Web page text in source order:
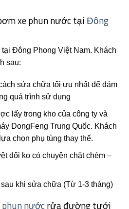
xe phun nước tại Đông
Đông Phong Việt Nam. Khách
sau:
sửa chữa tối ưu nhất để đảm
quá trình sử dụng
lấy trong kho của công ty và
DongFeng Trung Quốc. Khách
chọn phụ tùng thay thế.
đối ko có chuyện chặt chém –
khi sửa chữa (Từ 1-3 tháng)
phun nước rửa đường tưới